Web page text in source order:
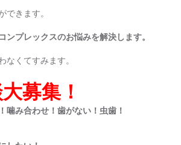
できます。
ンプレックスのお悩みを解決します。
なくてすみます。
募集！
噛み合わせ！歯がない！虫歯！